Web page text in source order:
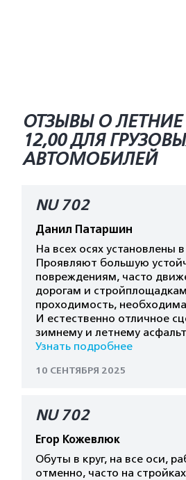
ОТЗЫВЫ О
12,00 ДЛЯ
АВТОМОБИЛЕЙ
NU 702
Данил Патаршин
На всех осях установлены в
Проявляют большую
повреждениям, часто
дорогам и
проходимость,
И естественно отличное
зимнему и летнему
Узнать подробнее
10 СЕНТЯБРЯ 2025
NU 702
Егор Кожевлюк
Обуты в круг, на все оси,
отменно, часто на